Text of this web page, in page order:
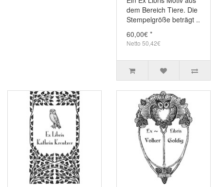
dem Bereich Tiere. Die
Stempelgröße beträgt ..
60,00€ *
Netto 50,42€